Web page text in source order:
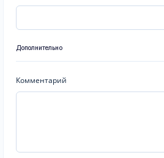
Дополнительно
Комментарий